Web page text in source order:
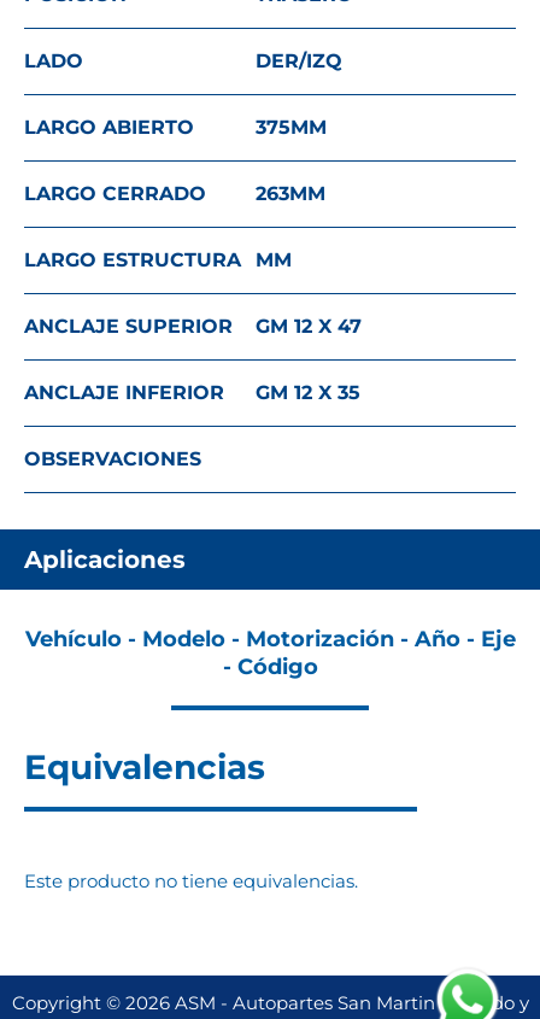
LADO DER/IZQ
LARGO ABIERTO 375MM
LARGO CERRADO 263MM
LARGO ESTRUCTURA MM
ANCLAJE SUPERIOR GM 12 X 47
ANCLAJE INFERIOR GM 12 X 35
OBSERVACIONES
Aplicaciones
Vehículo - Modelo - Motorización - Año - Eje
- Código
Equivalencias
Este producto no tiene equivalencias.
Copyright © 2026 ASM - Autopartes San Martin | Creado y